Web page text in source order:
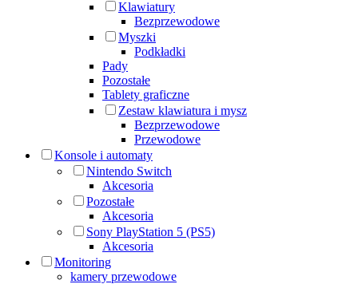
Klawiatury
Bezprzewodowe
Myszki
Podkładki
Pady
Pozostałe
Tablety graficzne
Zestaw klawiatura i mysz
Bezprzewodowe
Przewodowe
Konsole i automaty
Nintendo Switch
Akcesoria
Pozostałe
Akcesoria
Sony PlayStation 5 (PS5)
Akcesoria
Monitoring
kamery przewodowe